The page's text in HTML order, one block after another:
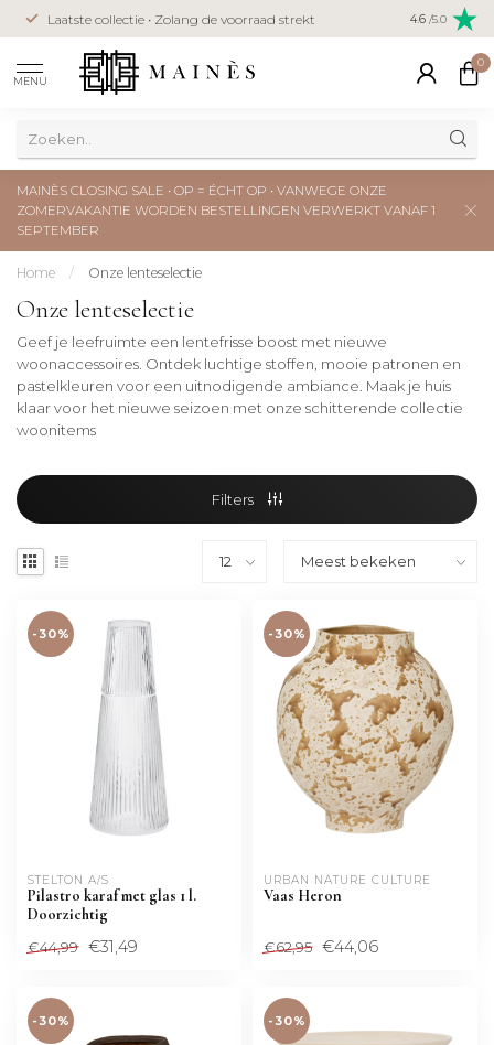
Laatste collectie • Zolang de voorraad strekt Veilig
creditcard
4.6 /5.0
MENU
0
MAINÈS CLOSING SALE • OP = ÉCHT OP • VANWEGE ONZE
ZOMERVAKANTIE WORDEN BESTELLINGEN VERWERKT VANAF 1
SEPTEMBER
Home / Onze lenteselectie
Onze lenteselectie
Geef je leefruimte een lentefrisse boost met nieuwe
woonaccessoires. Ontdek luchtige stoffen, mooie patronen en
pastelkleuren voor een uitnodigende ambiance. Maak je huis
klaar voor het nieuwe seizoen met onze schitterende collectie
woonitems
Filters
-30%
STELTON A/S
Pilastro karaf met glas 1 l.
Doorzichtig
€44,99 €31,49
-30%
URBAN NATURE CULTURE
Vaas Heron
€62,95 €44,06
-30% -30%